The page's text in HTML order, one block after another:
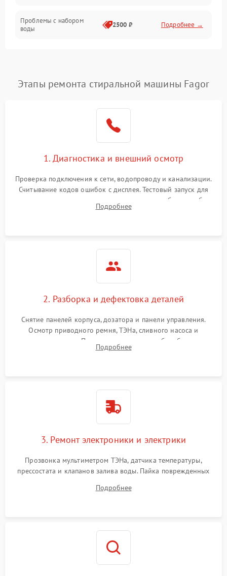
Проблемы с набором
воды
2500 ₽ Подробнее →
Замена платы управления Подробнее →
Этапы ремонта стиральной машины Fagor
1. Диагностика и внешний осмотр
Проверка подключения к сети, водопроводу и канализации.
Считывание кодов ошибок с дисплея. Тестовый запуск для
выявления посторонних шумов, протечек или сбоев в работе
электронного модуля управления.
Подробнее
2. Разборка и дефектовка деталей
Снятие панелей корпуса, дозатора и панели управления.
Осмотр приводного ремня, ТЭНа, сливного насоса и
амортизаторов. Проверка подшипников барабана и
крестовины на износ, а манжеты люка на разрывы.
Подробнее
3. Ремонт электроники и электрики
Прозвонка мультиметром ТЭНа, датчика температуры,
прессостата и клапанов залива воды. Пайка поврежденных
Восстановление целостности проводки и контактов.
Подробнее